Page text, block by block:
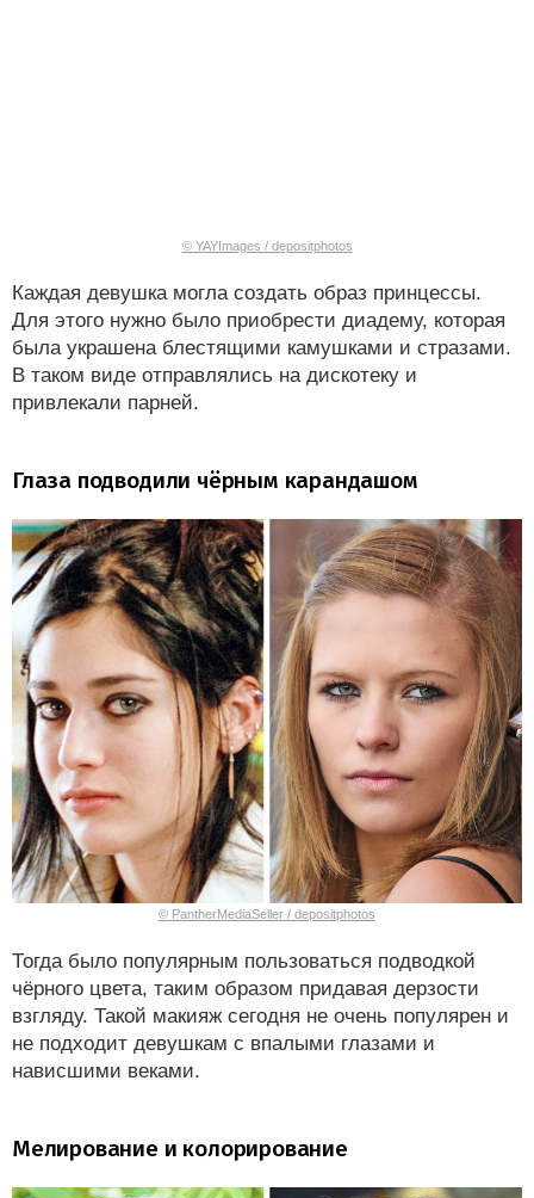
© YAYImages / depositphotos
Каждая девушка могла создать образ принцессы.
Для этого нужно было приобрести диадему, которая
была украшена блестящими камушками и стразами.
В таком виде отправлялись на дискотеку и
привлекали парней.
Глаза подводили чёрным карандашом
© PantherMediaSeller / depositphotos
Тогда было популярным пользоваться подводкой
чёрного цвета, таким образом придавая дерзости
взгляду. Такой макияж сегодня не очень популярен и
не подходит девушкам с впалыми глазами и
нависшими веками.
Мелирование и колорирование